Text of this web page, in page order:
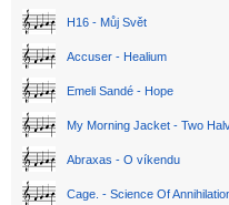
H16 - Můj Svět
Accuser - Healium
Emeli Sandé - Hope
My Morning Jacket - Two
Abraxas - O víkendu
Cage. - Science Of